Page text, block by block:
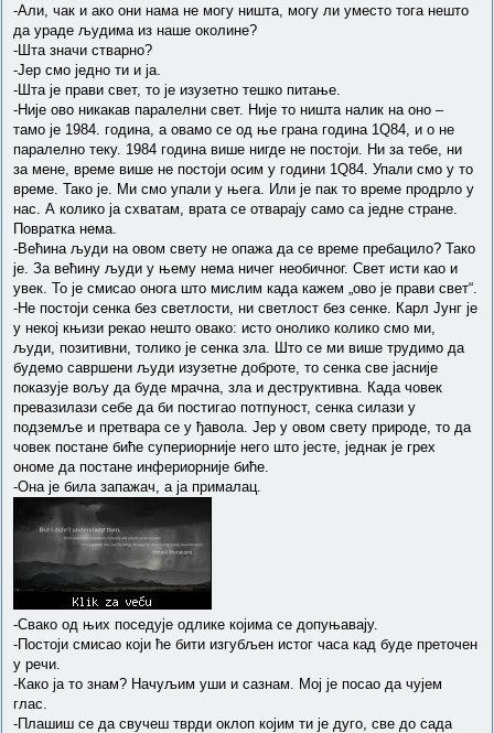
-Али, чак и ако они нама не могу ништа, могу ли уместо тога нешто
да ураде људима из наше околине?
-Шта значи стварно?
-Јер смо једно ти и ја.
-Шта је прави свет, то је изузетно тешко питање.
-Није ово никакав паралелни свет. Није то ништа налик на оно –
тамо је 1984. година, а овамо се од ње грана година 1Q84, и о не
паралелно теку. 1984 година више нигде не постоји. Ни за тебе, ни
за мене, време више не постоји осим у години 1Q84. Упали смо у то
време. Тако је. Ми смо упали у њега. Или је пак то време продрло у
нас. А колико ја схватам, врата се отварају само са једне стране.
Повратка нема.
-Већина људи на овом свету не опажа да се време пребацило? Тако
је. За већину људи у њему нема ничег необичног. Свет исти као и
увек. То је смисао онога што мислим када кажем „ово је прави свет“.
-Не постоји сенка без светлости, ни светлост без сенке. Карл Јунг је
у некој књизи рекао нешто овако: исто онолико колико смо ми,
људи, позитивни, толико је сенка зла. Што се ми више трудимо да
будемо савршени људи изузетне доброте, то сенка све јасније
показује вољу да буде мрачна, зла и деструктивна. Када човек
превазилази себе да би постигао потпуност, сенка силази у
подземље и претвара се у ђавола. Јер у овом свету природе, то да
човек постане биће супериорније него што јесте, једнак је грех
ономе да постане инфериорније биће.
-Она је била запажач, а ја прималац.
-Свако од њих поседује одлике којима се допуњавају.
-Постоји смисао који ће бити изгубљен истог часа кад буде преточен
у речи.
-Како ја то знам? Начуљим уши и сазнам. Мој је посао да чујем
глас.
-Плашиш се да свучеш тврди оклоп којим ти је дуго, све до сада